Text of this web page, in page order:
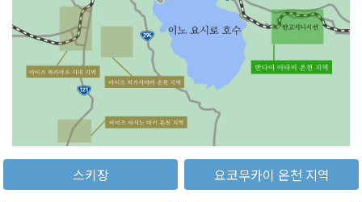
스키장 요코무카이 온천 지역